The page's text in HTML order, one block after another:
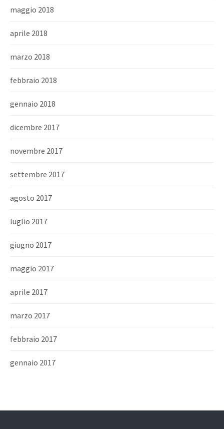
maggio 2018
aprile 2018
marzo 2018
febbraio 2018
gennaio 2018
dicembre 2017
novembre 2017
settembre 2017
agosto 2017
luglio 2017
giugno 2017
maggio 2017
aprile 2017
marzo 2017
febbraio 2017
gennaio 2017